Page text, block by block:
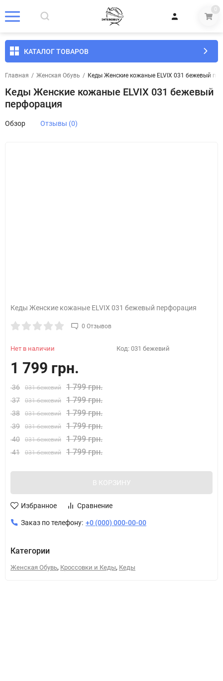
0
КАТАЛОГ ТОВАРОВ
Главная / Женская Обувь / Кеды Женские кожаные ELVIX 031 бежевый
Кеды Женские кожаные ELVIX 031 бежевый
перфорация
Обзор Отзывы (0)
Кеды Женские кожаные ELVIX 031 бежевый перфорация
0 Отзывов
Нет в наличии Код: 031 бежевий
1 799 грн.
36 031 бежевий 1 799 грн.
37 031 бежевий 1 799 грн.
38 031 бежевий 1 799 грн.
39 031 бежевий 1 799 грн.
40 031 бежевий 1 799 грн.
41 031 бежевий 1 799 грн.
В КОРЗИНУ
Избранное Сравнение
Заказ по телефону: +0 (000) 000-00-00
Категории
Женская Обувь, Кроссовки и Кеды, Кеды